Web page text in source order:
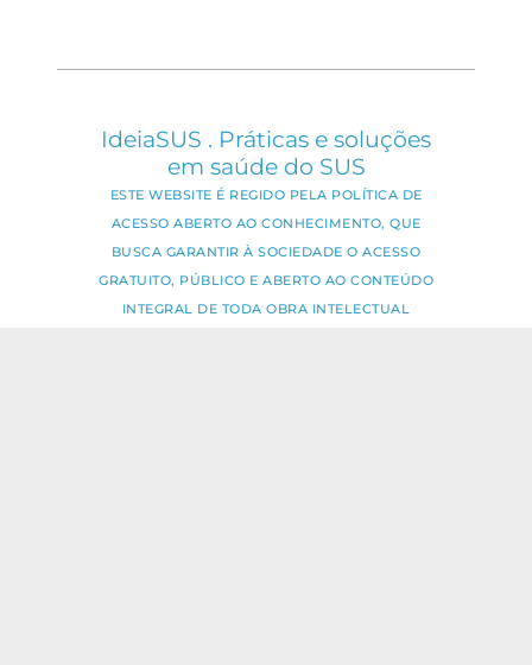
IdeiaSUS . Práticas e soluções
em saúde do SUS
ESTE WEBSITE É REGIDO PELA POLÍTICA DE
ACESSO ABERTO AO CONHECIMENTO, QUE
BUSCA GARANTIR À SOCIEDADE O ACESSO
GRATUITO, PÚBLICO E ABERTO AO CONTEÚDO
INTEGRAL DE TODA OBRA INTELECTUAL